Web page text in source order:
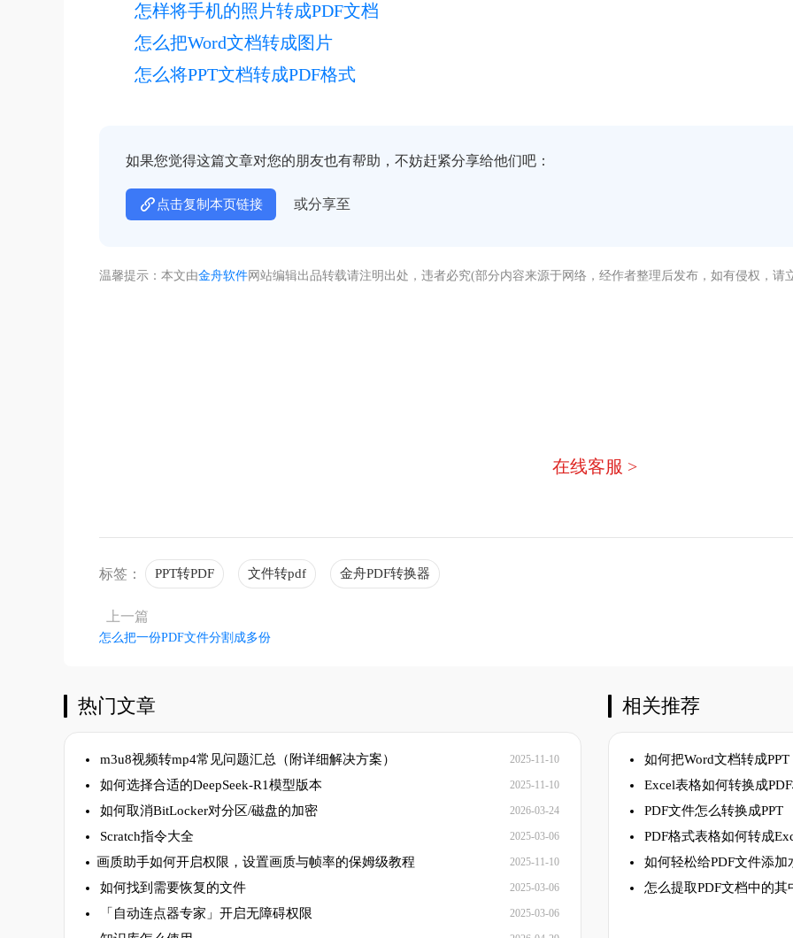
怎样将手机的照片转成PDF文档
怎么把Word文档转成图片
怎么将PPT文档转成PDF格式
如果您觉得这篇文章对您的朋友也有帮助，不妨赶紧分享给他们吧：
点击复制本页链接 或分享至
温馨提示：本文由金舟软件网站编辑出品转载请注明出处，违者必究(部分内容来源于网络，经作者整理后发布，如有侵权，请
在线客服 >
标签： PPT转PDF 文件转pdf 金舟PDF转换器
上一篇
怎么把一份PDF文件分割成多份
热门文章
m3u8视频转mp4常见问题汇总（附详细解决方案） 2025-11-10
如何选择合适的DeepSeek-R1模型版本 2025-11-10
如何取消BitLocker对分区/磁盘的加密 2026-03-24
Scratch指令大全 2025-03-06
​画质助手如何开启权限，设置画质与帧率的保姆级教程 2025-11-10
如何找到需要恢复的文件 2025-03-06
「自动连点器专家」开启无障碍权限 2025-03-06
相关推荐
如何把Word文档转成PPT
Excel表格如何转换成
PDF文件怎么转换成PPT
PDF格式表格如何转成
如何轻松给PDF文件添加
怎么提取PDF文档中的其